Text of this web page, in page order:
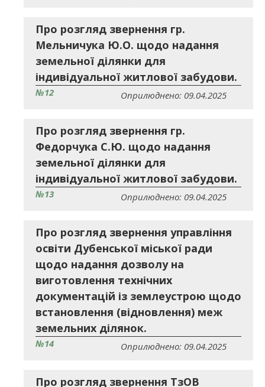
Про розгляд звернення гр.
Мельничука Ю.О. щодо надання
земельної ділянки для
індивідуальної житлової забудови.
№12 Оприлюднено: 09.04.2025
Про розгляд звернення гр.
Федорчука С.Ю. щодо надання
земельної ділянки для
індивідуальної житлової забудови.
№13 Оприлюднено: 09.04.2025
Про розгляд звернення управління
освіти Дубенської міської ради
щодо надання дозволу на
виготовлення технічних
документацій із землеустрою щодо
встановлення (відновлення) меж
земельних ділянок.
№14 Оприлюднено: 09.04.2025
Про розгляд звернення ТзОВ